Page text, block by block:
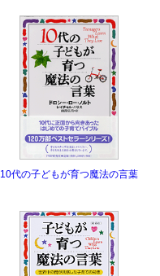
10代の子どもが育つ魔法の言葉